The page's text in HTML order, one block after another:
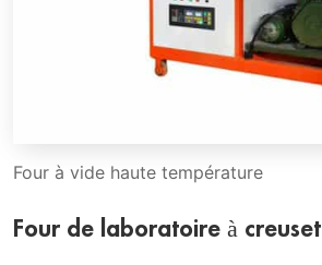
Four à vide haute température
Four de laboratoire à creuset